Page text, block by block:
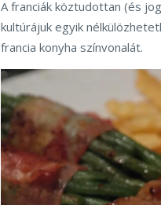
A franciák köztudottan (és
kultúrájuk egyik
francia konyha színvonalát.